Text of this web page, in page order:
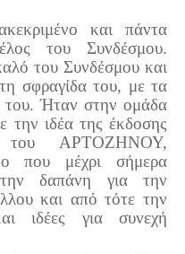
και πάντα
του Συνδέσμου.
του Συνδέσμου και
σφραγίδα του, με τα
του. Ήταν στην ομάδα
την ιδέα της έκδοσης
του ΑΡΤΟΖΗΝΟΥ,
που μέχρι σήμερα
την δαπάνη για την
και από τότε την
ιδέες για συνεχή